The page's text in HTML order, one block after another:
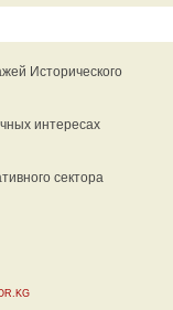
Исторического
интересах
сектора